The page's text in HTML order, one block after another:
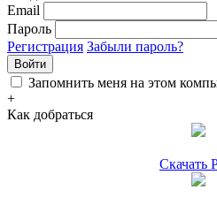
Email
Пароль
Регистрация Забыли пароль?
Войти
Запомнить меня на этом
+
Как добраться
Скачать